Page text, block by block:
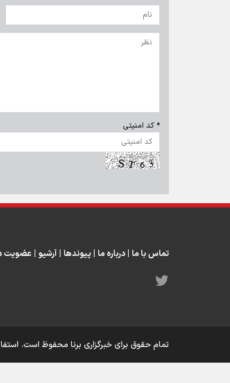
* کد امنیتی
تماس با ما درباره ما پیوندها آرشیو عضویت
تمام حقوق برای خبرگزاری برنا محفوظ است.